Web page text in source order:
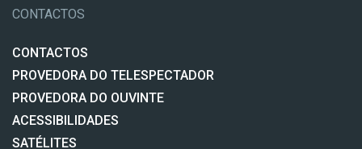
CONTACTOS
CONTACTOS
PROVEDORA DO TELESPECTADOR
PROVEDORA DO OUVINTE
ACESSIBILIDADES
SATÉLITES